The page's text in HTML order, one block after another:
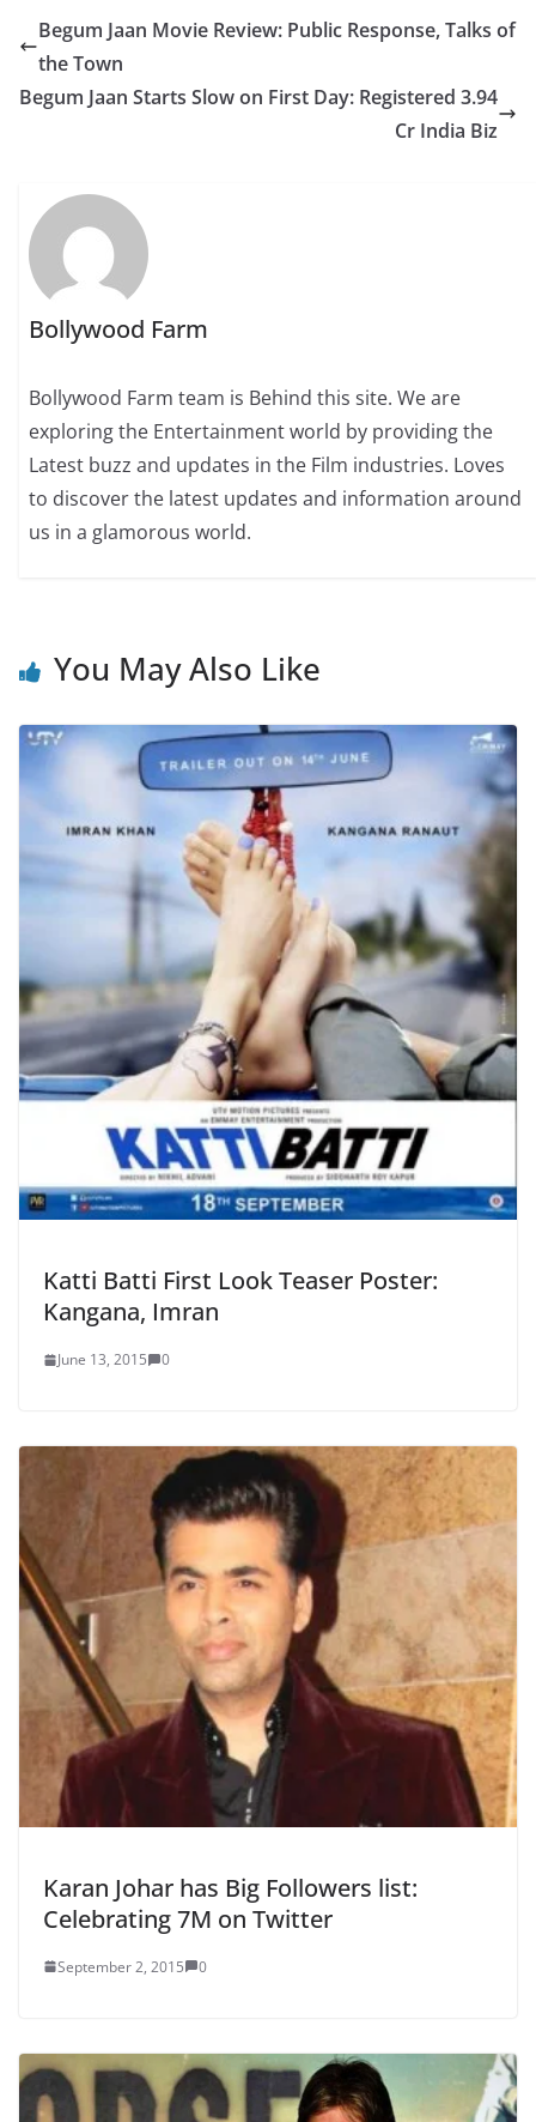
Begum Jaan Movie Review: Public Response, Talks of
the Town
Begum Jaan Starts Slow on First Day: Registered 3.94
Cr India Biz
Bollywood Farm
Bollywood Farm team is Behind this site. We are
exploring the Entertainment world by providing the
Latest buzz and updates in the Film industries. Loves
to discover the latest updates and information around
us in a glamorous world.
You May Also Like
Katti Batti First Look Teaser Poster:
Kangana, Imran
June 13, 2015 0
Karan Johar has Big Followers list:
Celebrating 7M on Twitter
September 2, 2015 0